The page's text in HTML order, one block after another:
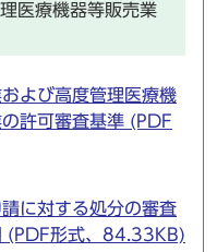
医療機器等販売業
よび高度管理医療機
許可審査基準 (PDF
に対する処分の審査
(PDF形式、84.33KB)